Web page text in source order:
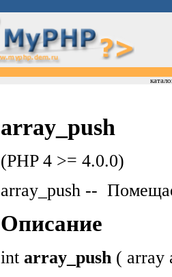
array_push
(PHP 4 >= 4.0.0)
array_push --
Описание
int array_push ( array